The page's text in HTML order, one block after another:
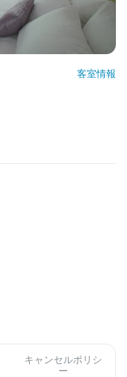
客室情報
キャンセルポリシ
ー